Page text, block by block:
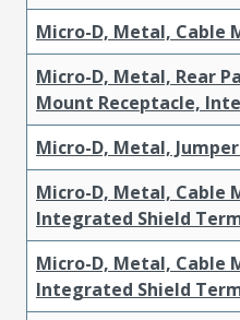
Micro-D, Metal, Cable
Micro-D, Metal, Rear
Mount Receptacle,
Micro-D, Metal,
Micro-D, Metal, Cable
Integrated Shield
Micro-D, Metal, Cable
Integrated Shield